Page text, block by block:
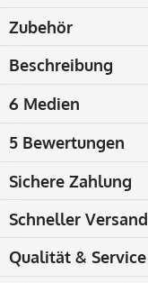
Zubehör
Beschreibung
6 Medien
5 Bewertungen
Sichere Zahlung
Schneller Versand
Qualität & Service